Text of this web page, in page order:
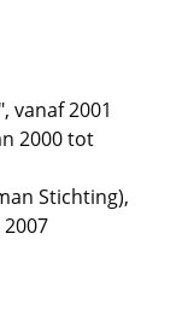
vanaf 2001
2000 tot
Stichting),